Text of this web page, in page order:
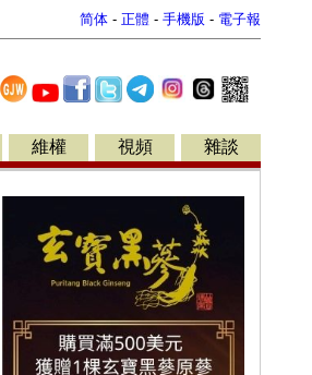
简体 - 正體 - 手機版 - 電子報
維權 視頻 雜談